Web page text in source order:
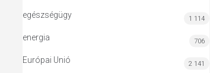
egészségügy 1 114
energia 706
Európai Unió 2 141